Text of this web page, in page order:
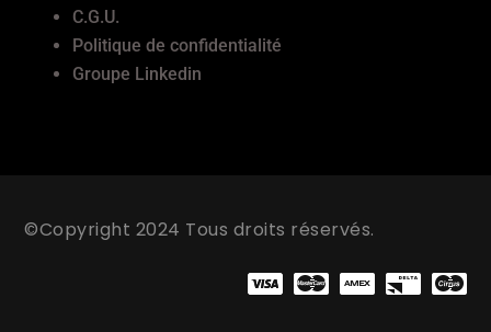
C.G.U.
Politique de confidentialité
Groupe Linkedin
©Copyright 2024 Tous droits réservés.